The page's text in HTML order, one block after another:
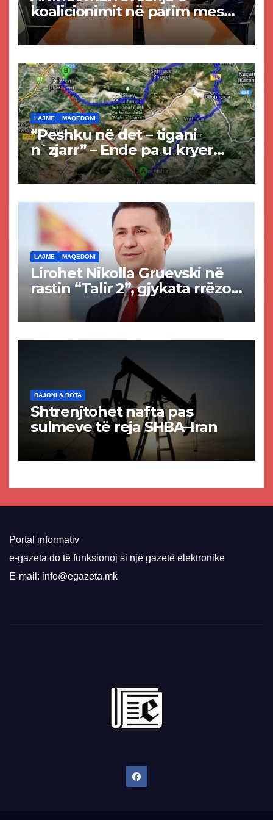
koalicionimit në parim mes
Kurtit dhe Abdixhikut
LAJME MAQEDONI
“Peshku në det – tigani
n`zjarr” – Ende pa u kryer
projekti i tunelit, komuna e
Tetovës nis punimet për
LAJME MAQEDONI
Lirohet Nikolla Gruevski në
rastin “Talir 2”, gjykata rrëzon
akuzat për ndërtimin e
paligjshëm të selisë së
RAJONI & BOTA
Shtrenjtohet nafta pas
sulmeve të reja SHBA–Iran
Portal informativ
e-gazeta do të funksionoj si një gazetë elektronike
E-mail: info@egazeta.mk